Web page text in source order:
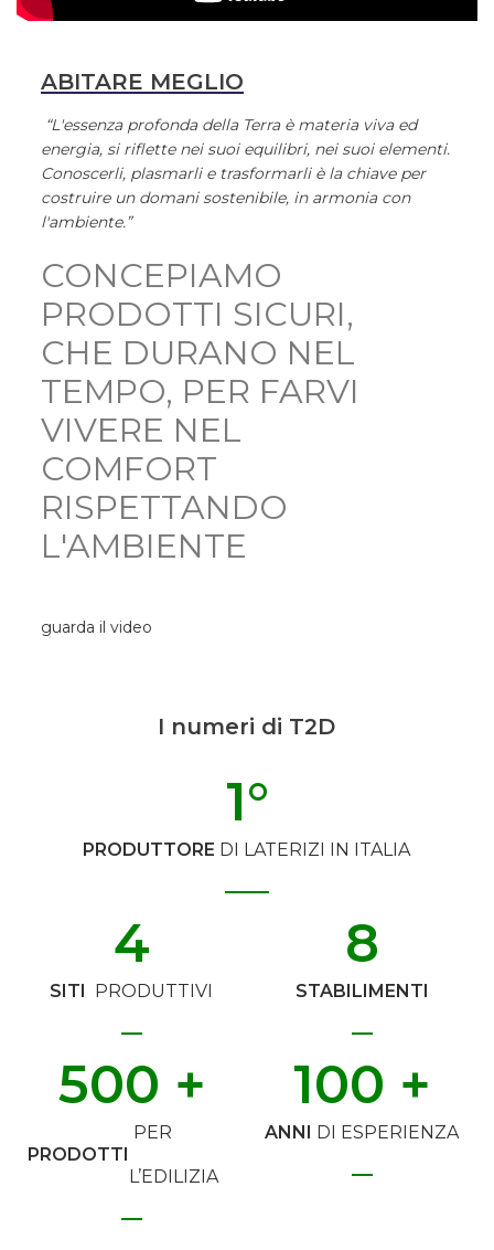
ABITARE MEGLIO
“L'essenza profonda della Terra è materia viva ed
energia, si riflette nei suoi equilibri, nei suoi elementi.
Conoscerli, plasmarli e trasformarli è la chiave per
costruire un domani sostenibile, in armonia con
l'ambiente.”
CONCEPIAMO
PRODOTTI SICURI,
CHE DURANO NEL
TEMPO, PER FARVI
VIVERE NEL
COMFORT
RISPETTANDO
L'AMBIENTE
guarda il video
I numeri di T2D
PRODUTTORE DI LATERIZI IN ITALIA
1°
SITI PRODUTTIVI
4
STABILIMENTI
8
PRODOTTI
PER
L’EDILIZIA
500 +
ANNI DI ESPERIENZA
100 +